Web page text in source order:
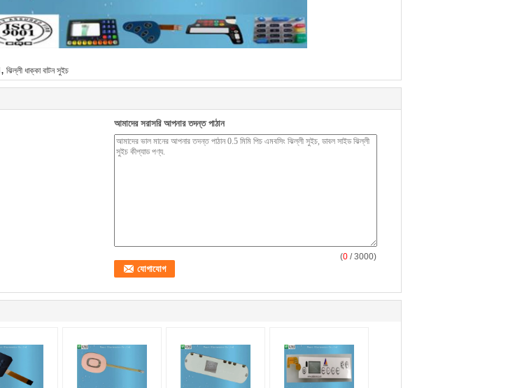
, ঝিল্লী ধাক্কা বাটন সুইচ
আমাদের সরাসরি আপনার তদন্ত পাঠান
(0 / 3000)